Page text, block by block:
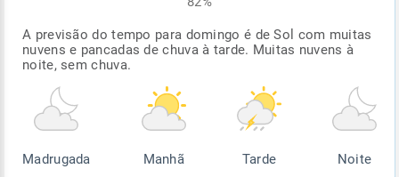
A previsão do tempo para domingo é de Sol com muitas
nuvens e pancadas de chuva à tarde. Muitas nuvens à
noite, sem chuva.
Madrugada Manhã Tarde Noite